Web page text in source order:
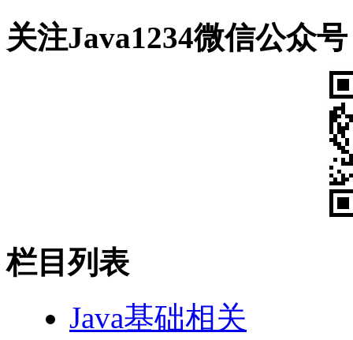
关注Java1234微信公众号
栏目列表
Java基础相关